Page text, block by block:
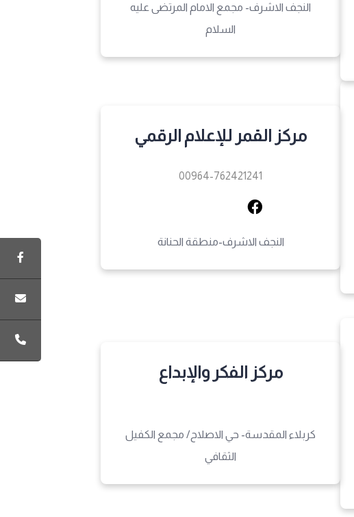
النجف الاشرف- مجمع الامام المرتضى عليه
السلام
مركز القمر للإعلام الرقمي
00964-762421241
النجف الاشرف-منطقة الحنانة
مركز الفكر والإبداع
كربلاء المقدسة- حي الاصلاح/ مجمع الكفيل
الثقافي